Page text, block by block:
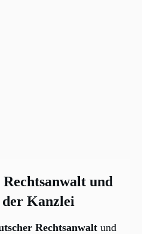
und
der Kanzlei
Rechtsanwalt und